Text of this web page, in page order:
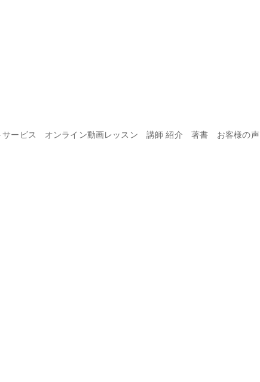
サービス オンライン動画レッスン 講師 紹介 著書 お客様の声
講師 紹介